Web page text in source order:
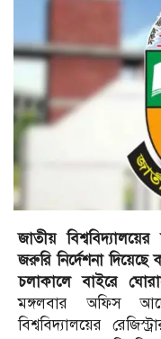
জাতীয়
জরুরি নির্দেশনা
চলাকালে বাইরে
মঙ্গলবার অফিস
বিশ্ববিদ্যালয়ের